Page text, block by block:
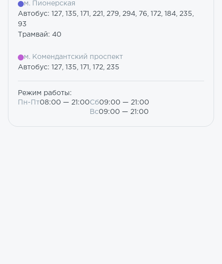
м. Пионерская
Автобус: 127, 135, 171, 221, 279, 294, 76, 172, 184, 235,
93
Трамвай: 40
м. Комендантский проспект
Автобус: 127, 135, 171, 172, 235
Режим работы:
Пн-Пт08:00 — 21:00Сб09:00 — 21:00
Вс09:00 — 21:00